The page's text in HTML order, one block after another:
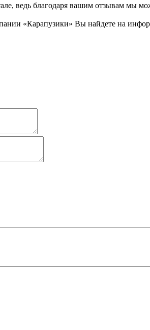
ведь благодаря вашим отзывам мы
«Карапузики» Вы найдете на